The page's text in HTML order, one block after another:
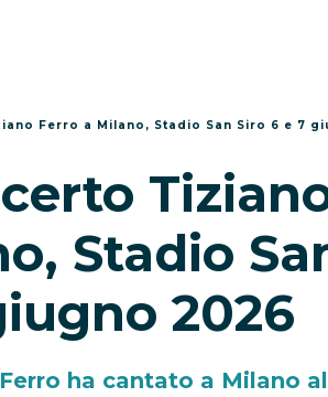
Ferro a Milano, Stadio San Siro 6 e 7 giugno
Stadio
2026
ha cantato a Milano